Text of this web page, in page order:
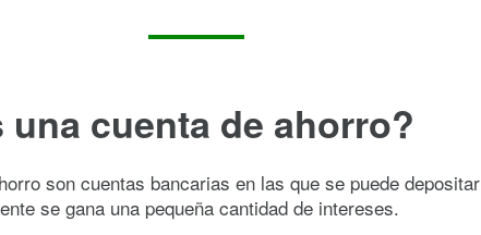
una cuenta de ahorro?
son cuentas bancarias en las que se puede depositar
se gana una pequeña cantidad de intereses.